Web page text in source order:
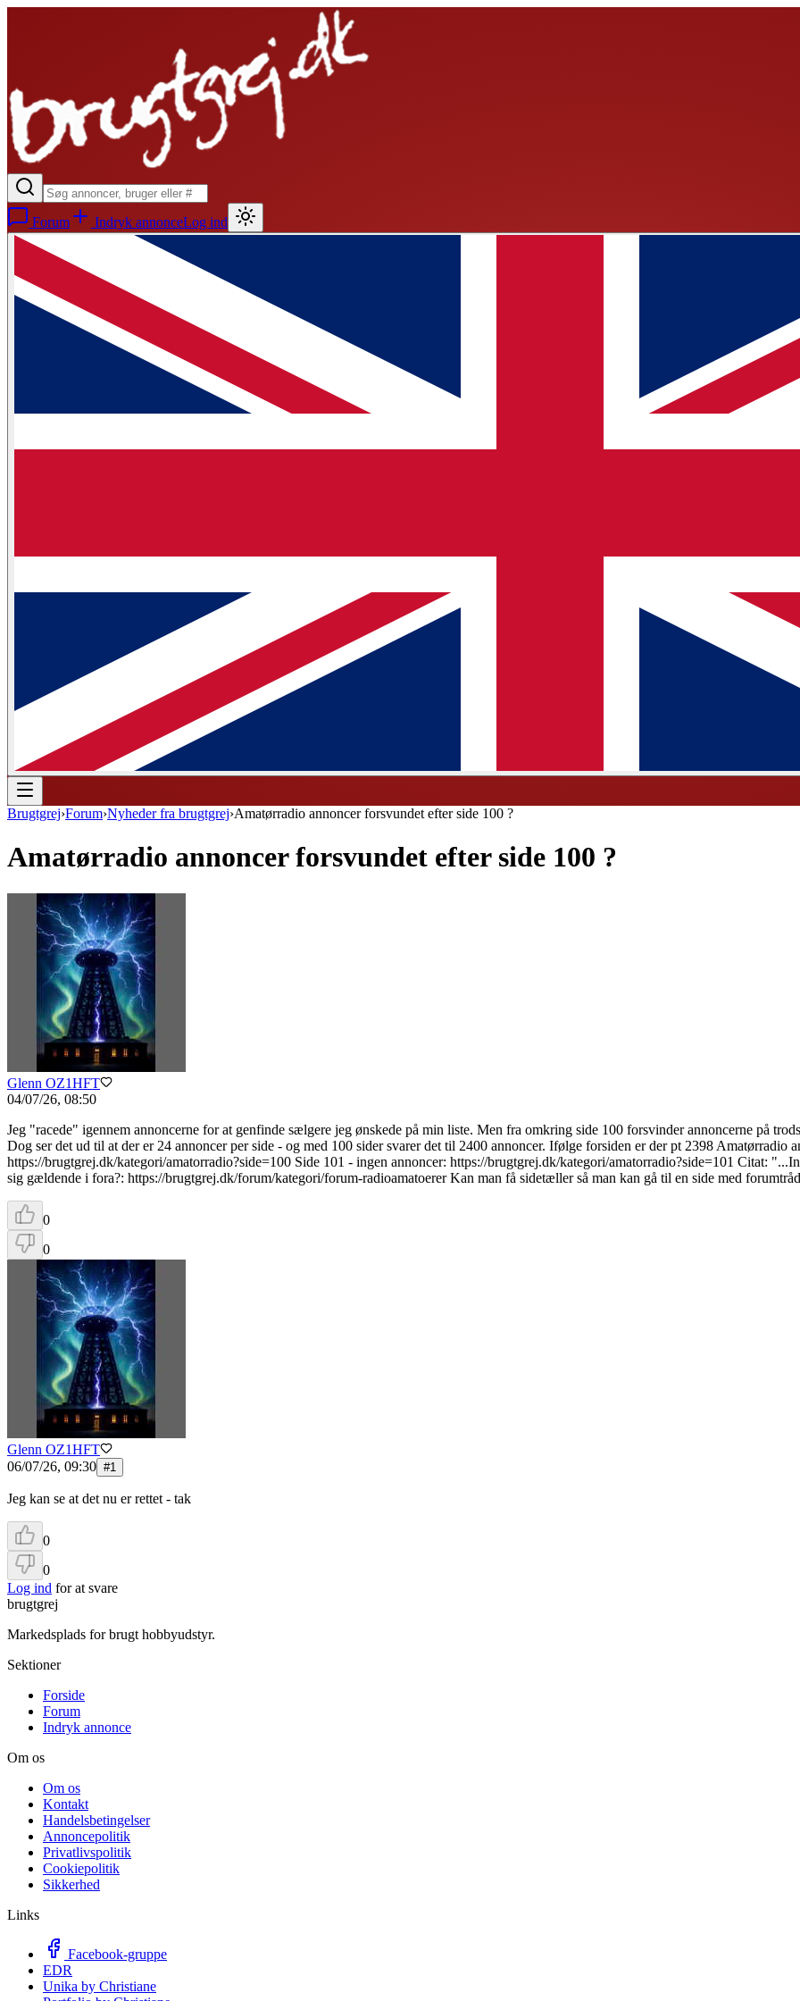
Forum Indryk annonceLog ind
Brugtgrej›Forum›Nyheder fra brugtgrej›Amatørradio annoncer forsvundet efter side 100 ?
Amatørradio annoncer forsvundet efter side 100 ?
Glenn OZ1HFT
04/07/26, 08:50
Jeg "racede" igennem annoncerne for at genfinde sælgere jeg ønskede på min liste. Men fra omkring side 100 forsvinder annoncerne på
Dog ser det ud til at der er 24 annoncer per side - og med 100 sider svarer det til 2400 annoncer. Ifølge forsiden er der pt 2398 Amatørradio
https://brugtgrej.dk/kategori/amatorradio?side=100 Side 101 - ingen annoncer: https://brugtgrej.dk/kategori/amatorradio?side=101 Citat:
sig gældende i fora?: https://brugtgrej.dk/forum/kategori/forum-radioamatoerer Kan man få sidetæller så man kan gå til en side med
0
0
Glenn OZ1HFT
06/07/26, 09:30 #1
Jeg kan se at det nu er rettet - tak
0
0
Log ind for at svare
brugtgrej
Markedsplads for brugt hobbyudstyr.
Sektioner
Forside
Forum
Indryk annonce
Om os
Om os
Kontakt
Handelsbetingelser
Annoncepolitik
Privatlivspolitik
Cookiepolitik
Sikkerhed
Links
Facebook-gruppe
EDR
Unika by Christiane